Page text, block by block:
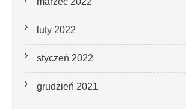
luty 2022
styczeń 2022
grudzień 2021